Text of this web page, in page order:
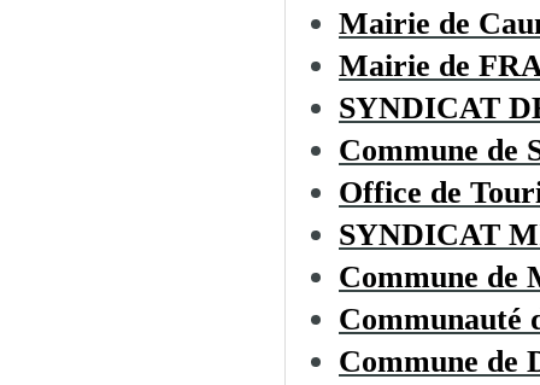
Mairie de
Mairie de
SYNDICAT
Commune de
Office de
SYNDICAT
Commune de
Communauté
Commune de